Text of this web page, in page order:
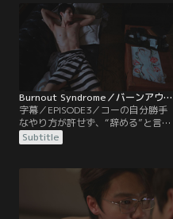
しい仕事が見つかる”と告げられ
る。しかし、受けた面接は上手くい
かず、インに紹介された怪しい仕事
を受けることになるが…。
Burnout Syndrome／バーンアウト・シンドローム 第03話／字幕
字幕／EPISODE3／コーの自分勝手
なやり方が許せず、“辞める”と言っ
てしまったジラ。しかし、コーと出
会っていい絵が描けるようになった
たいとコーに申し出ることに。コー
の住むホテルへ行ったジラは、そこ
で偶然ピームと会う。さらに、ピー
ムがコーの友達だと知り…。
Subtitle